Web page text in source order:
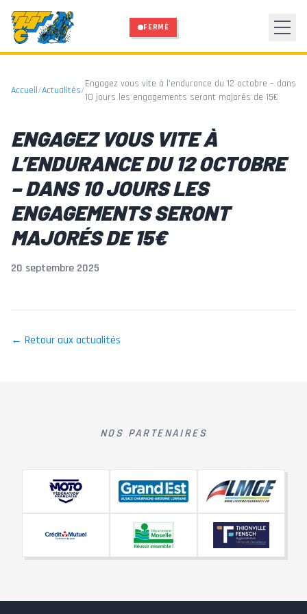
FERMÉ
Accueil/Actualités/
Engagez vous vite à l’endurance du 12 octobre – dans
10 jours les engagements seront majorés de 15€
ENGAGEZ VOUS VITE À
L’ENDURANCE DU 12 OCTOBRE
– DANS 10 JOURS LES
ENGAGEMENTS SERONT
MAJORÉS DE 15€
20 septembre 2025
← Retour aux actualités
NOS PARTENAIRES